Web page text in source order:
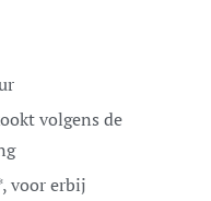
volgens de
voor erbij